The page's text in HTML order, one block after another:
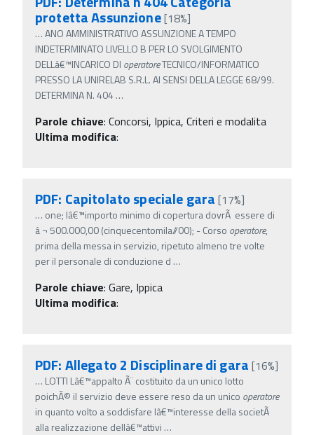
protetta Assunzione[18%]
…ANO AMMINISTRATIVO ASSUNZIONE A TEMPO
INDETERMINATO LIVELLO B PER LO SVOLGIMENTO
DELLâ€™INCARICO DI operatoreTECNICO/INFORMATICO
PRESSO LA UNIRELAB S.R.L. AI SENSI DELLA LEGGE 68/99.
DETERMINA N. 404 …
Parole chiave: Concorsi, Ippica, Criteri e modalita
Ultima modifica:
PDF: Capitolato speciale gara [17%]
… one; lâ€™importo minimo di copertura dovrÃ essere di
â‚¬ 500.000,00 (cinquecentomila//00); - Corso operatore,
prima della messa in servizio, ripetuto almeno tre volte
per il personale di conduzione d …
Parole chiave: Gare, Ippica
Ultima modifica:
PDF: Allegato 2 Disciplinare di gara [16%]
… LOTTI Lâ€™appalto Ã¨ costituito da un unico lotto
poichÃ© il servizio deve essere reso da un unico operatore
in quanto volto a soddisfare lâ€™interesse della societÃ
alla realizzazione dellâ€™attivi …